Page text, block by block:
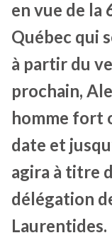
en vue de la
Québec qui
à partir du
prochain,
homme fort
date et
agira à titre
délégation
Laurentides.